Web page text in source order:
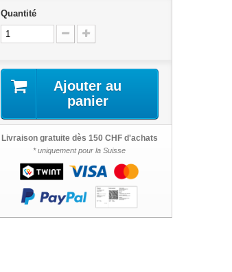
Quantité
Ajouter au
panier
Livraison gratuite dès 150 CHF d'achats
* uniquement pour la Suisse